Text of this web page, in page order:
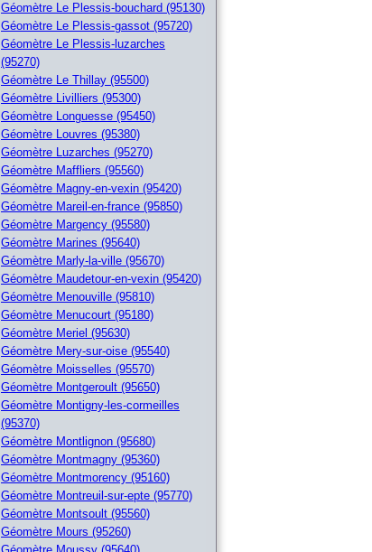
Géomètre Le Plessis-bouchard (95130)
Géomètre Le Plessis-gassot (95720)
Géomètre Le Plessis-luzarches
(95270)
Géomètre Le Thillay (95500)
Géomètre Livilliers (95300)
Géomètre Longuesse (95450)
Géomètre Louvres (95380)
Géomètre Luzarches (95270)
Géomètre Maffliers (95560)
Géomètre Magny-en-vexin (95420)
Géomètre Mareil-en-france (95850)
Géomètre Margency (95580)
Géomètre Marines (95640)
Géomètre Marly-la-ville (95670)
Géomètre Maudetour-en-vexin (95420)
Géomètre Menouville (95810)
Géomètre Menucourt (95180)
Géomètre Meriel (95630)
Géomètre Mery-sur-oise (95540)
Géomètre Moisselles (95570)
Géomètre Montgeroult (95650)
Géomètre Montigny-les-cormeilles
(95370)
Géomètre Montlignon (95680)
Géomètre Montmagny (95360)
Géomètre Montmorency (95160)
Géomètre Montreuil-sur-epte (95770)
Géomètre Montsoult (95560)
Géomètre Mours (95260)